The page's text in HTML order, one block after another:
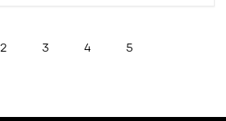
2 3 4 5